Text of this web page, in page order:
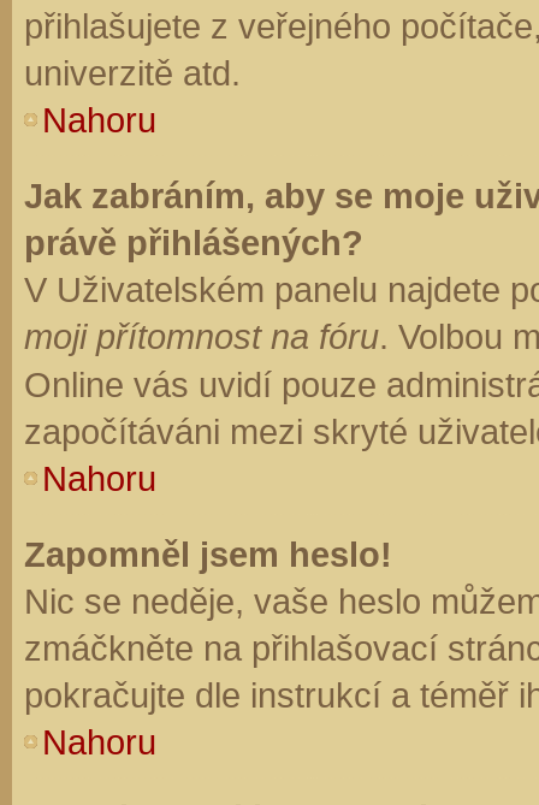
přihlašujete z veřejného
univerzitě atd.
Nahoru
Jak zabráním, aby se moje
právě přihlášených?
V Uživatelském panelu najdete
moji přítomnost na fóru. Volbou
Online vás uvidí pouze
započítáváni mezi skryté
Nahoru
Zapomněl jsem heslo!
Nic se neděje, vaše heslo
zmáčkněte na přihlašovací
pokračujte dle instrukcí a téměř
Nahoru